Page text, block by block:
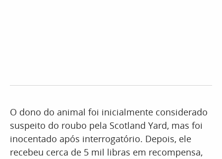
O dono do animal foi inicialmente considerado
suspeito do roubo pela Scotland Yard, mas foi
inocentado após interrogatório. Depois, ele
recebeu cerca de 5 mil libras em recompensa,